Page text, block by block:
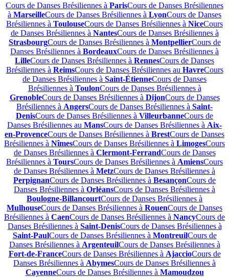
Cours de Danses Brésiliennes à ParisCours de Danses Brésiliennes
à MarseilleCours de Danses Brésiliennes à LyonCours de Danses
Brésiliennes à ToulouseCours de Danses Brésiliennes à NiceCours
de Danses Brésiliennes à NantesCours de Danses Brésiliennes à
StrasbourgCours de Danses Brésiliennes à MontpellierCours de
Danses Brésiliennes à BordeauxCours de Danses Brésiliennes à
LilleCours de Danses Brésiliennes à RennesCours de Danses
Brésiliennes à ReimsCours de Danses Brésiliennes au HavreCours
de Danses Brésiliennes à Saint-ÉtienneCours de Danses
Brésiliennes à ToulonCours de Danses Brésiliennes à
GrenobleCours de Danses Brésiliennes à DijonCours de Danses
Brésiliennes à AngersCours de Danses Brésiliennes à Saint-
DenisCours de Danses Brésiliennes à VilleurbanneCours de
Danses Brésiliennes au MansCours de Danses Brésiliennes à Aix-
en-ProvenceCours de Danses Brésiliennes à BrestCours de Danses
Brésiliennes à NîmesCours de Danses Brésiliennes à LimogesCours
de Danses Brésiliennes à Clermont-FerrandCours de Danses
Brésiliennes à ToursCours de Danses Brésiliennes à AmiensCours
de Danses Brésiliennes à MetzCours de Danses Brésiliennes à
PerpignanCours de Danses Brésiliennes à BesançonCours de
Danses Brésiliennes à OrléansCours de Danses Brésiliennes à
Boulogne-BillancourtCours de Danses Brésiliennes à
MulhouseCours de Danses Brésiliennes à RouenCours de Danses
Brésiliennes à CaenCours de Danses Brésiliennes à NancyCours de
Danses Brésiliennes à Saint-DenisCours de Danses Brésiliennes à
Saint-PaulCours de Danses Brésiliennes à MontreuilCours de
Danses Brésiliennes à ArgenteuilCours de Danses Brésiliennes à
Fort-de-FranceCours de Danses Brésiliennes à AjaccioCours de
Danses Brésiliennes à AbymesCours de Danses Brésiliennes à
CayenneCours de Danses Brésiliennes à Mamoudzou